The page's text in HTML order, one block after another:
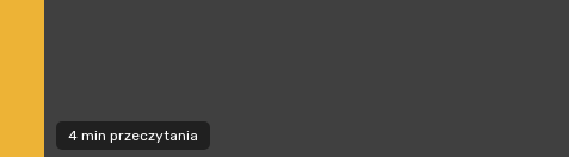
4 min przeczytania